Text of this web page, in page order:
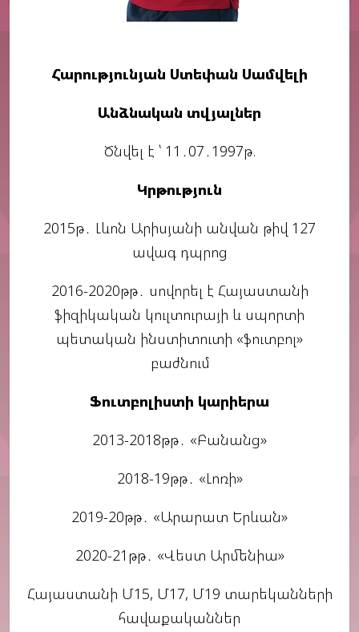
Հարությունյան Ստեփան Սամվելի
Անձնական տվյալներ
Ծնվել է ՝ 11․07․1997թ.
Կրթություն
2015թ․ Լևոն Արիսյանի անվան թիվ 127
ավագ դպրոց
2016-2020թթ․ սովորել է Հայաստանի
ֆիզիկական կուլտուրայի և սպորտի
պետական ինստիտուտի «ֆուտբոլ»
բաժնում
Ֆուտբոլիստի կարիերա
2013-2018թթ․ «Բանանց»
2018-19թթ․ «Լոռի»
2019-20թթ․ «Արարատ Երևան»
2020-21թթ․ «Վեստ Արմենիա»
Հայաստանի Մ15, Մ17, Մ19 տարեկանների
հավաքականներ